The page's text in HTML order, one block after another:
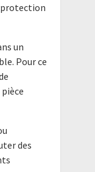
un
Pour ce
des